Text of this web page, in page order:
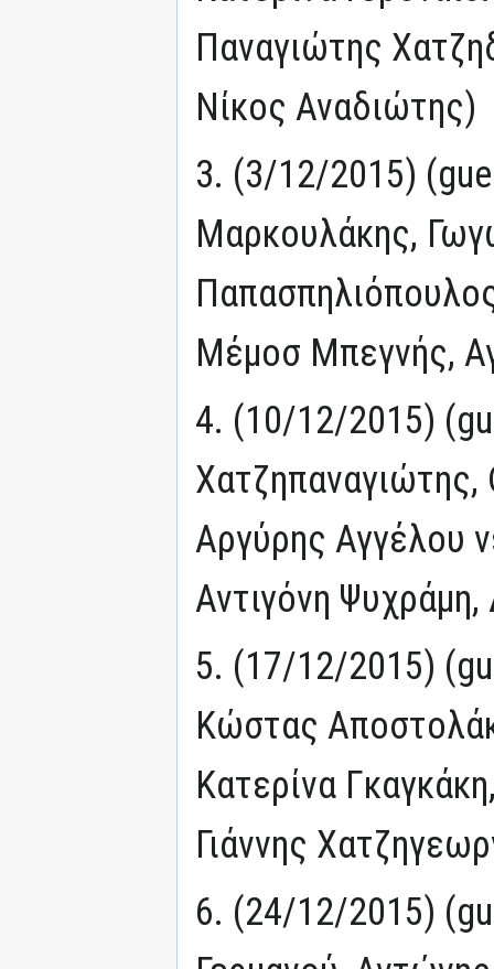
Παναγιώτης
Νίκος Αναδιώτης)
3. (3/12/2015)
Μαρκουλάκης,
Μέμοσ Μπεγνής,
4. (10/12/2015)
Αργύρης Αγγέλου
Αντιγόνη
5. (17/12/2015)
Κώστας
Κατερίνα
Γιάννης
6. (24/12/2015)